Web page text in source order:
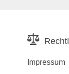
Impressum